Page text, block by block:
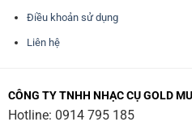
Điều khoản sử dụng
Liên hệ
CÔNG TY TNHH NHẠC CỤ GOLD
Hotline: 0914 795 185